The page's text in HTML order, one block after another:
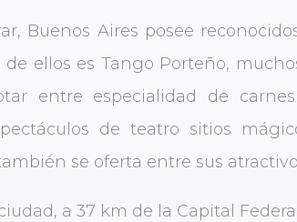
Buenos Aires posee
ellos es Tango Porteño,
entre especialidad de
de teatro sitios
se oferta entre sus
a 37 km de la Capital